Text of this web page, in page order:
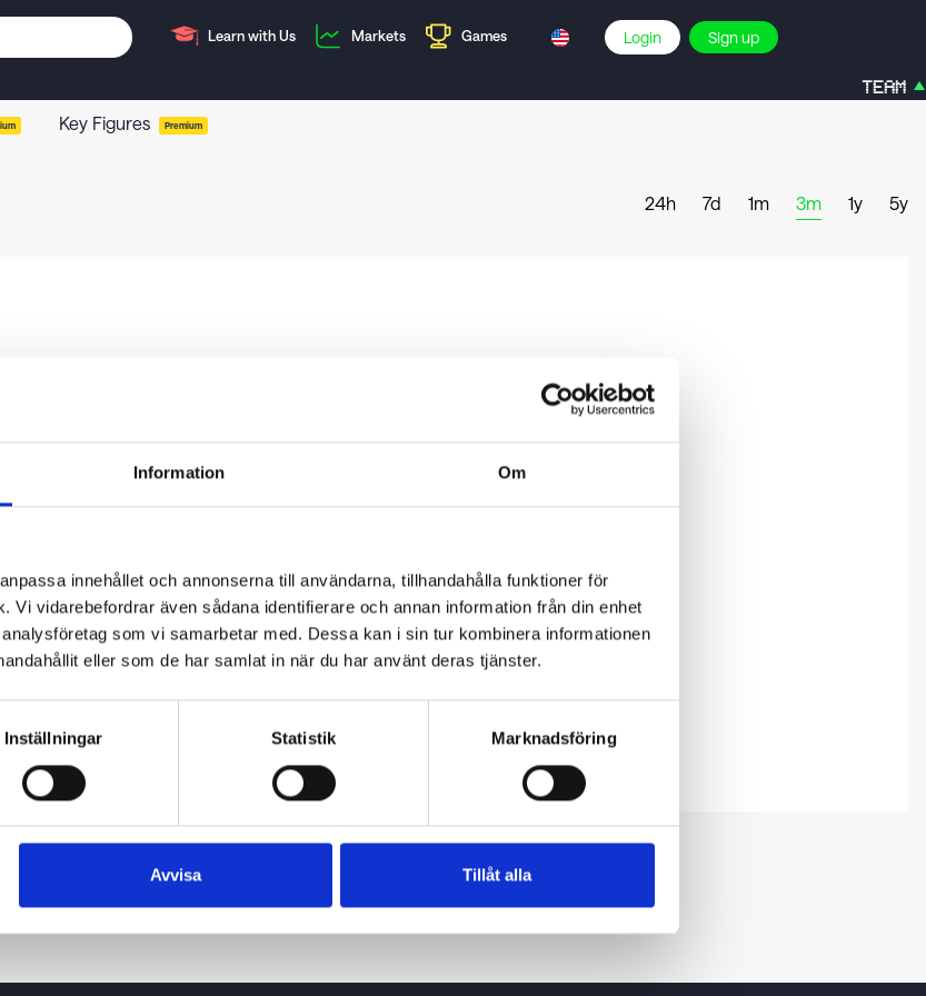
Information Om
innehållet och annonserna till användarna, tillhandahålla funktioner för
Vi vidarebefordrar även sådana identifierare och annan information från din enhet
som vi samarbetar med. Dessa kan i sin tur kombinera informationen
eller som de har samlat in när du har använt deras tjänster.
Inställningar Statistik Marknadsföring
Avvisa Tillåt alla
Learn with Us Markets Games Login Sign up
TEAM
Key Figures Premium
24h 7d 1m 3m 1y 5y